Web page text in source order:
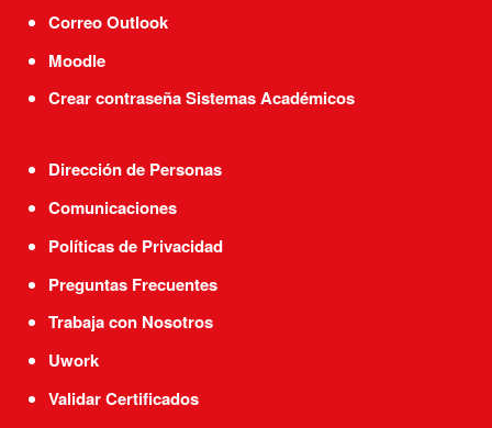
Correo Outlook
Moodle
Crear contraseña Sistemas Académicos
Dirección de Personas
Comunicaciones
Políticas de Privacidad
Preguntas Frecuentes
Trabaja con Nosotros
Uwork
Validar Certificados